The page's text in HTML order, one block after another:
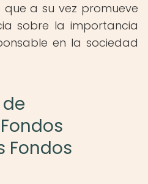
a su vez promueve
sobre la importancia
en la sociedad
Fondos